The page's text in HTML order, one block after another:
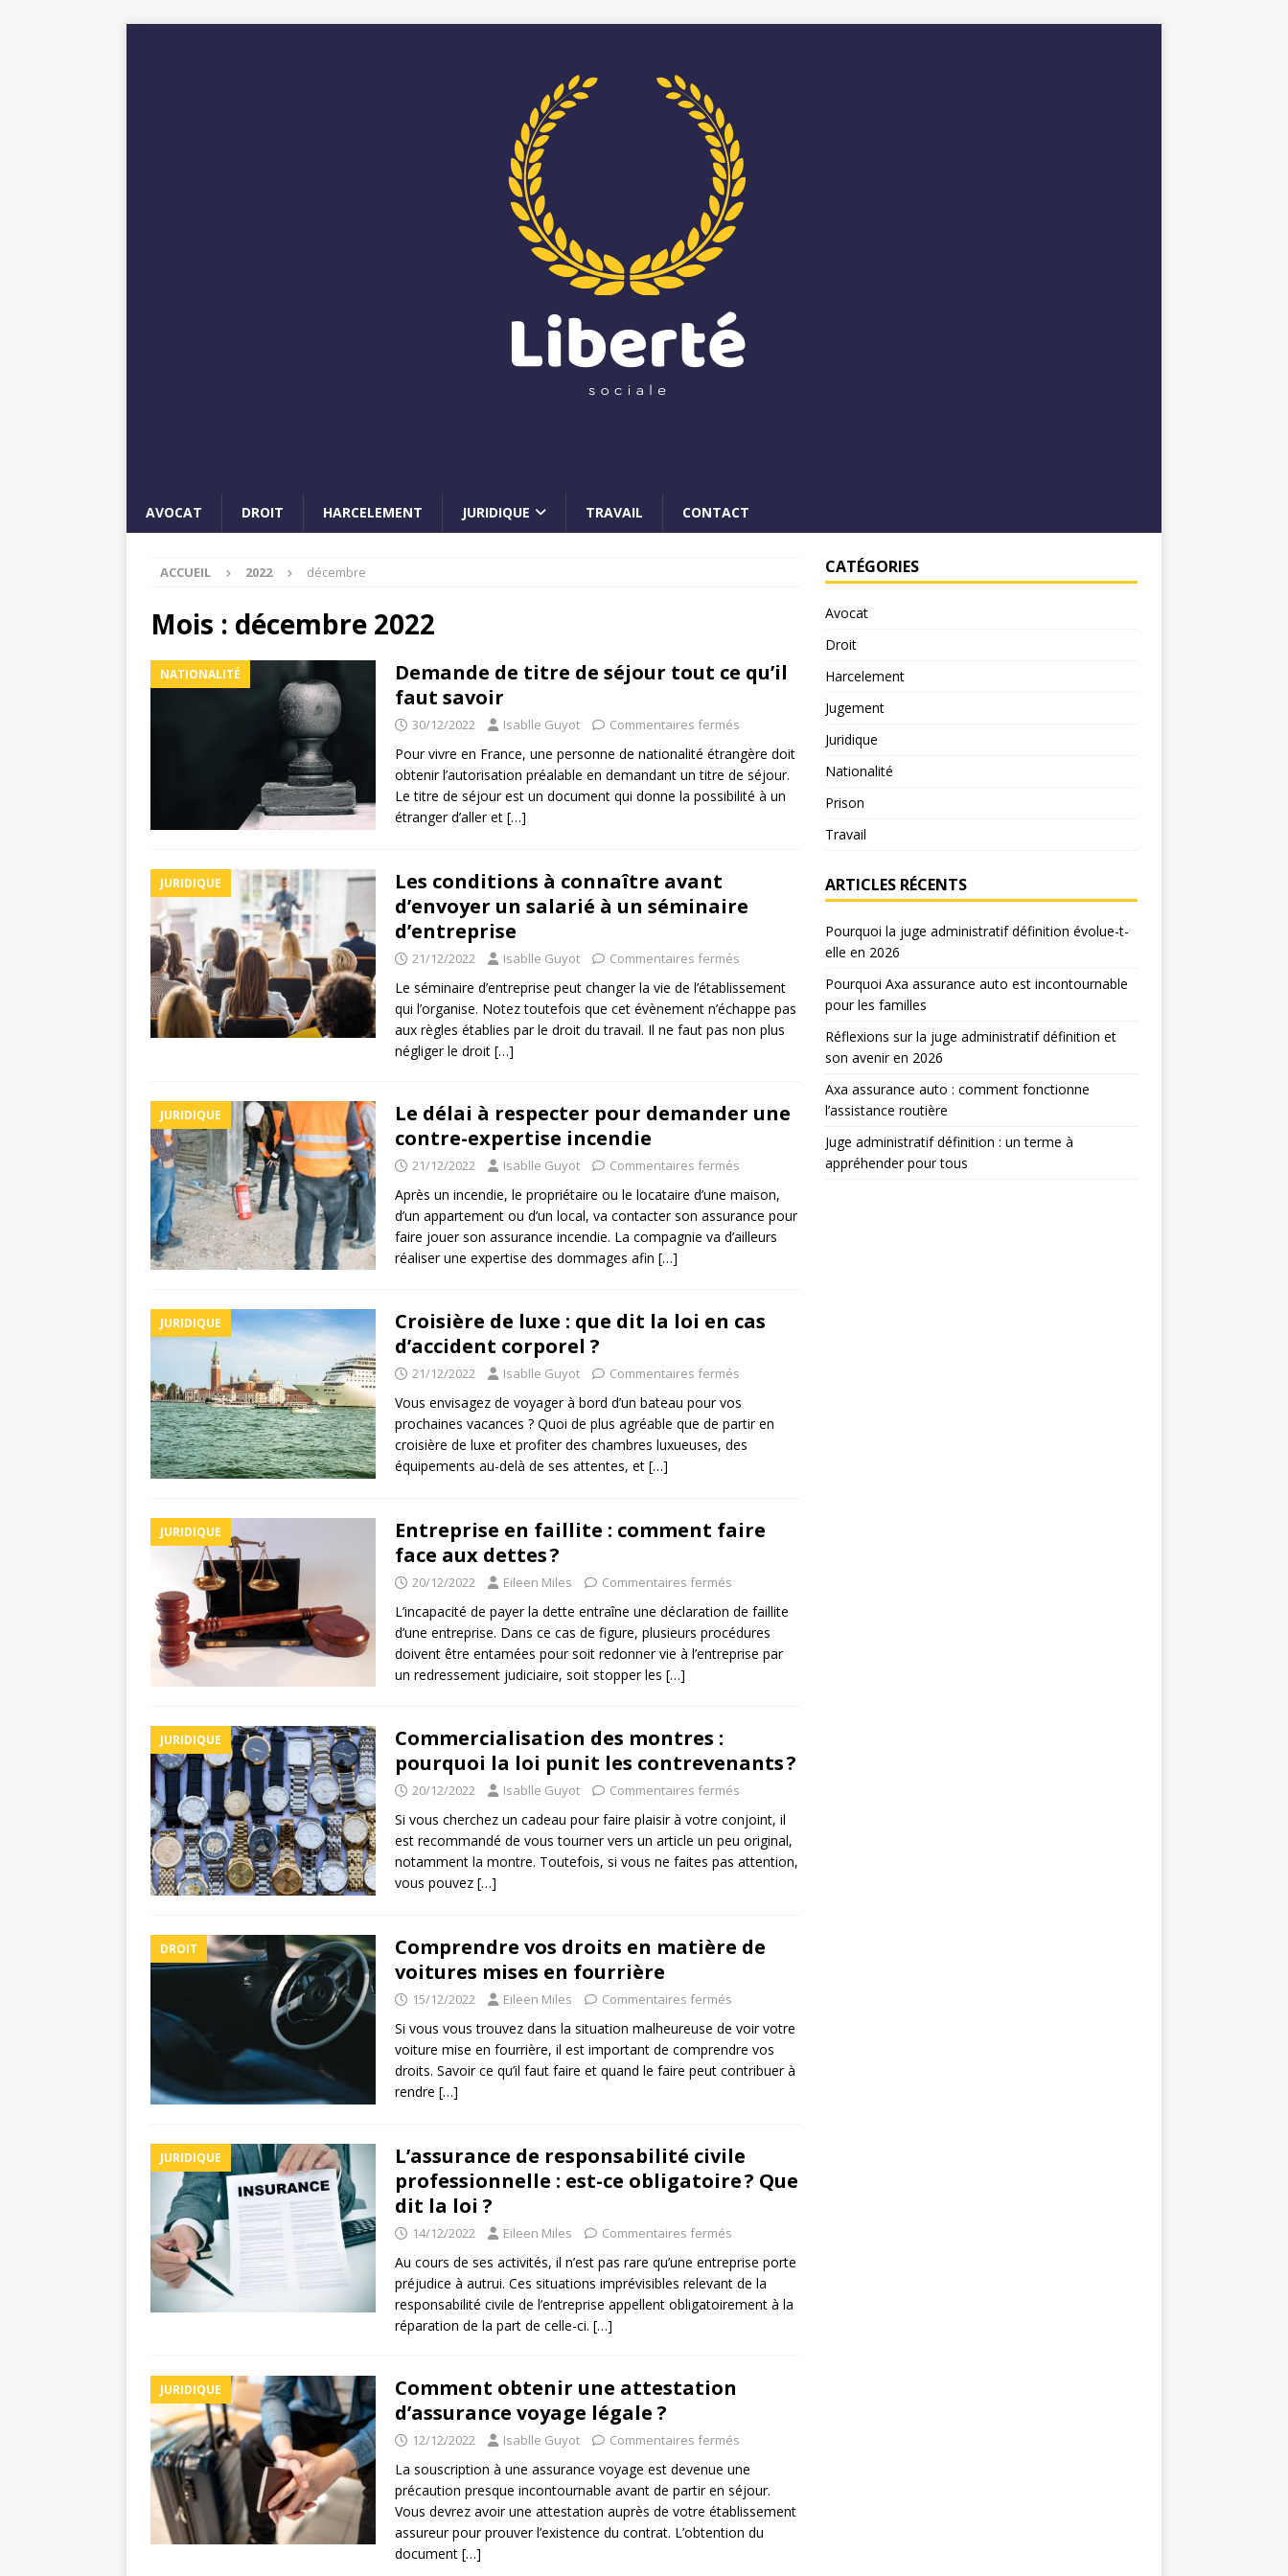
AVOCAT DROIT HARCELEMENT JURIDIQUE TRAVAIL CONTACT
ACCUEIL 2022 décembre
Mois : décembre 2022
NATIONALITÉ
Demande de titre de séjour tout ce qu’il
faut savoir
30/12/2022 Isablle Guyot Commentaires fermés
Pour vivre en France, une personne de nationalité étrangère doit
obtenir l’autorisation préalable en demandant un titre de séjour.
Le titre de séjour est un document qui donne la possibilité à un
étranger d’aller et […]
JURIDIQUE
Les conditions à connaître avant
d’envoyer un salarié à un séminaire
d’entreprise
21/12/2022 Isablle Guyot Commentaires fermés
Le séminaire d’entreprise peut changer la vie de l’établissement
qui l’organise. Notez toutefois que cet évènement n’échappe pas
aux règles établies par le droit du travail. Il ne faut pas non plus
négliger le droit […]
JURIDIQUE
Le délai à respecter pour demander une
contre-expertise incendie
21/12/2022 Isablle Guyot Commentaires fermés
Après un incendie, le propriétaire ou le locataire d’une maison,
d’un appartement ou d’un local, va contacter son assurance pour
faire jouer son assurance incendie. La compagnie va d’ailleurs
réaliser une expertise des dommages afin […]
JURIDIQUE
Croisière de luxe : que dit la loi en cas
d’accident corporel ?
21/12/2022 Isablle Guyot Commentaires fermés
Vous envisagez de voyager à bord d’un bateau pour vos
prochaines vacances ? Quoi de plus agréable que de partir en
croisière de luxe et profiter des chambres luxueuses, des
équipements au-delà de ses attentes, et […]
JURIDIQUE
Entreprise en faillite : comment faire
face aux dettes ?
20/12/2022 Eileen Miles Commentaires fermés
L’incapacité de payer la dette entraîne une déclaration de faillite
d’une entreprise. Dans ce cas de figure, plusieurs procédures
doivent être entamées pour soit redonner vie à l’entreprise par
un redressement judiciaire, soit stopper les […]
JURIDIQUE
Commercialisation des montres :
pourquoi la loi punit les contrevenants ?
20/12/2022 Isablle Guyot Commentaires fermés
Si vous cherchez un cadeau pour faire plaisir à votre conjoint, il
est recommandé de vous tourner vers un article un peu original,
notamment la montre. Toutefois, si vous ne faites pas attention,
vous pouvez […]
DROIT
Comprendre vos droits en matière de
voitures mises en fourrière
15/12/2022 Eileen Miles Commentaires fermés
Si vous vous trouvez dans la situation malheureuse de voir votre
voiture mise en fourrière, il est important de comprendre vos
droits. Savoir ce qu’il faut faire et quand le faire peut contribuer à
rendre […]
JURIDIQUE
L’assurance de responsabilité civile
professionnelle : est-ce obligatoire ? Que
dit la loi ?
14/12/2022 Eileen Miles Commentaires fermés
Au cours de ses activités, il n’est pas rare qu’une entreprise porte
préjudice à autrui. Ces situations imprévisibles relevant de la
responsabilité civile de l’entreprise appellent obligatoirement à la
réparation de la part de celle-ci. […]
JURIDIQUE
Comment obtenir une attestation
d’assurance voyage légale ?
12/12/2022 Isablle Guyot Commentaires fermés
La souscription à une assurance voyage est devenue une
précaution presque incontournable avant de partir en séjour.
Vous devrez avoir une attestation auprès de votre établissement
assureur pour prouver l’existence du contrat. L’obtention du
document […]
CATÉGORIES
Avocat
Droit
Harcelement
Jugement
Juridique
Nationalité
Prison
Travail
ARTICLES RÉCENTS
Pourquoi la juge administratif définition évolue-t-
elle en 2026
Pourquoi Axa assurance auto est incontournable
pour les familles
Réflexions sur la juge administratif définition et
son avenir en 2026
Axa assurance auto : comment fonctionne
l’assistance routière
Juge administratif définition : un terme à
appréhender pour tous